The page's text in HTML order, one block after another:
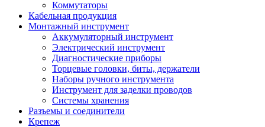
Коммутаторы
Кабельная продукция
Монтажный инструмент
Аккумуляторный инструмент
Электрический инструмент
Диагностические приборы
Торцевые головки, биты, держатели
Наборы ручного инструмента
Инструмент для заделки проводов
Системы хранения
Разъемы и соединители
Крепеж